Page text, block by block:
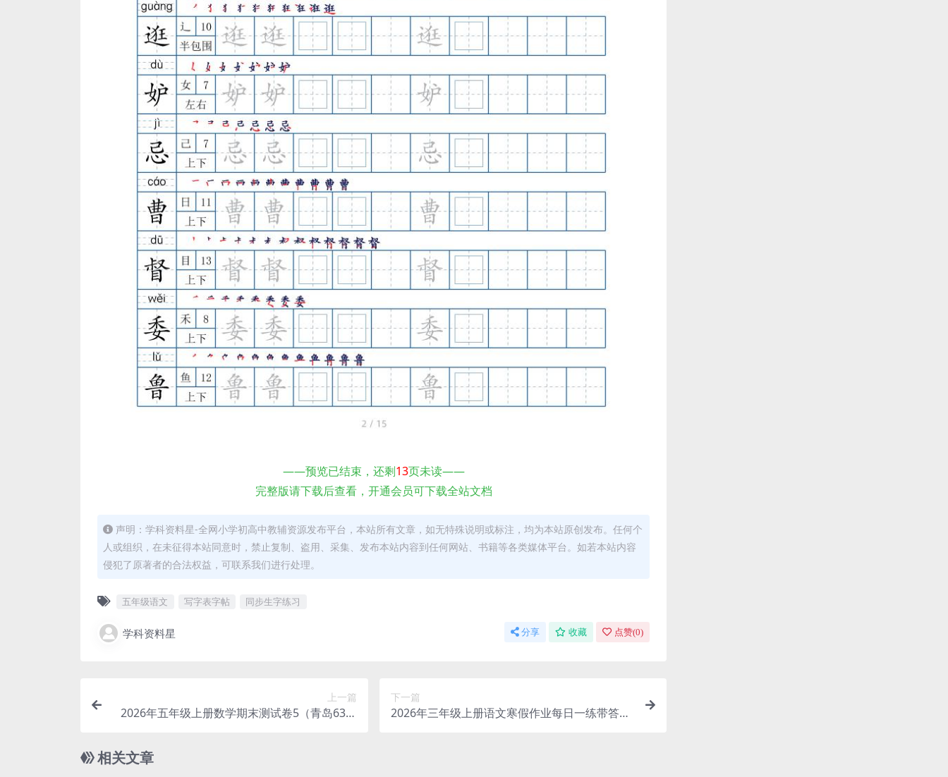
——预览已结束，还剩13页未读——
完整版请下载后查看，开通会员可下载全站文档
声明：学科资料星-全网小学初高中教辅资源发布平台，本站所有文章，如无特殊说明或标注，均为本站原创发布。任何个
人或组织，在未征得本站同意时，禁止复制、盗用、采集、发布本站内容到任何网站、书籍等各类媒体平台。如若本站内容
侵犯了原著者的合法权益，可联系我们进行处理。
五年级语文 写字表字帖 同步生字练习
学科资料星 分享 收藏 点赞(0)
上一篇
2026年五年级上册数学期末测试卷5（青岛63版
下一篇
2026年三年级上册语文寒假作业每日一练带答案
相关文章